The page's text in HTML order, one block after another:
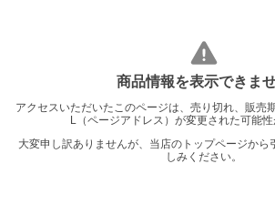
商品情報を表示できま
アクセスいただいたこのページは、売り切れ、販売
L（ページアドレス）が変更された可能性
大変申し訳ありませんが、当店のトップページから
しみください。